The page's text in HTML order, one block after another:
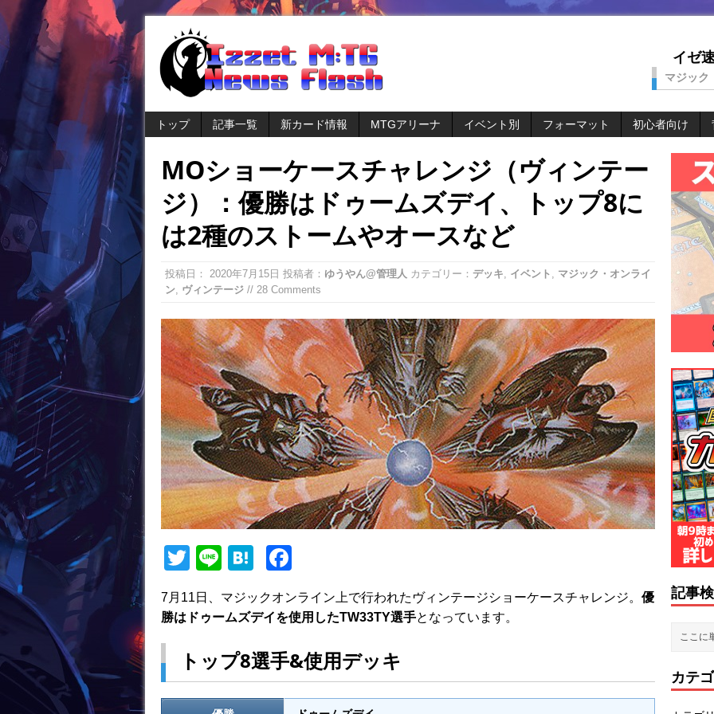
イゼ
マジック
トップ 記事一覧 新カード情報 MTGアリーナ イベント別 フォーマット 初心者向け
MOショーケースチャレンジ（ヴィンテー
ジ）：優勝はドゥームズデイ、トップ8に
は2種のストームやオースなど
投稿日： 2020年7月15日 投稿者： ゆうやん@管理人 カテゴリー： デッキ, イベント , マジック・オンライ
ン, ヴィンテージ // 28 Comments
T
itt
Li
e
H
e
a
c
b
o
7月11日、マジックオンライン上で行われたヴィンテージショーケースチャレンジ。 優
勝はドゥームズデイを使用したTW33TY選手となっています。
トップ8選手&使用デッキ
記事
カテ